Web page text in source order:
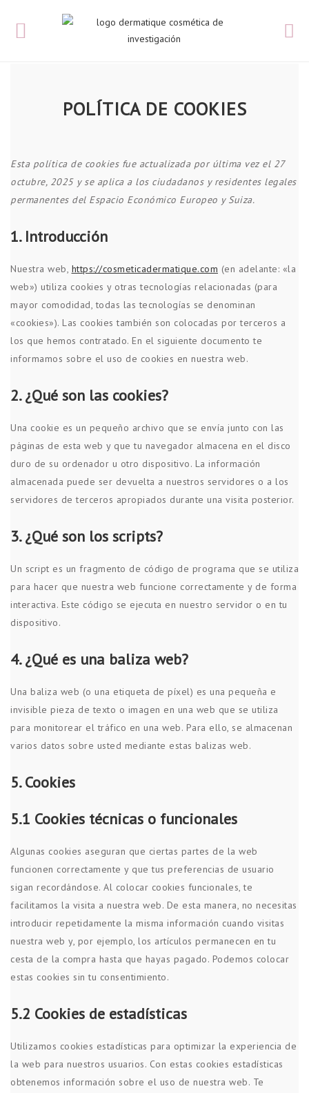
POLÍTICA DE COOKIES
Esta política de cookies fue actualizada por última vez el 27
octubre, 2025 y se aplica a los ciudadanos y residentes legales
permanentes del Espacio Económico Europeo y Suiza.
1. Introducción
Nuestra web, https://cosmeticadermatique.com (en adelante: «la
web») utiliza cookies y otras tecnologías relacionadas (para
mayor comodidad, todas las tecnologías se denominan
«cookies»). Las cookies también son colocadas por terceros a
los que hemos contratado. En el siguiente documento te
informamos sobre el uso de cookies en nuestra web.
2. ¿Qué son las cookies?
Una cookie es un pequeño archivo que se envía junto con las
páginas de esta web y que tu navegador almacena en el disco
duro de su ordenador u otro dispositivo. La información
almacenada puede ser devuelta a nuestros servidores o a los
servidores de terceros apropiados durante una visita posterior.
3. ¿Qué son los scripts?
Un script es un fragmento de código de programa que se utiliza
para hacer que nuestra web funcione correctamente y de forma
interactiva. Este código se ejecuta en nuestro servidor o en tu
dispositivo.
4. ¿Qué es una baliza web?
Una baliza web (o una etiqueta de píxel) es una pequeña e
invisible pieza de texto o imagen en una web que se utiliza
para monitorear el tráfico en una web. Para ello, se almacenan
varios datos sobre usted mediante estas balizas web.
5. Cookies
5.1 Cookies técnicas o funcionales
Algunas cookies aseguran que ciertas partes de la web
funcionen correctamente y que tus preferencias de usuario
sigan recordándose. Al colocar cookies funcionales, te
facilitamos la visita a nuestra web. De esta manera, no necesitas
introducir repetidamente la misma información cuando visitas
nuestra web y, por ejemplo, los artículos permanecen en tu
cesta de la compra hasta que hayas pagado. Podemos colocar
estas cookies sin tu consentimiento.
5.2 Cookies de estadísticas
Utilizamos cookies estadísticas para optimizar la experiencia de
la web para nuestros usuarios. Con estas cookies estadísticas
obtenemos información sobre el uso de nuestra web. Te